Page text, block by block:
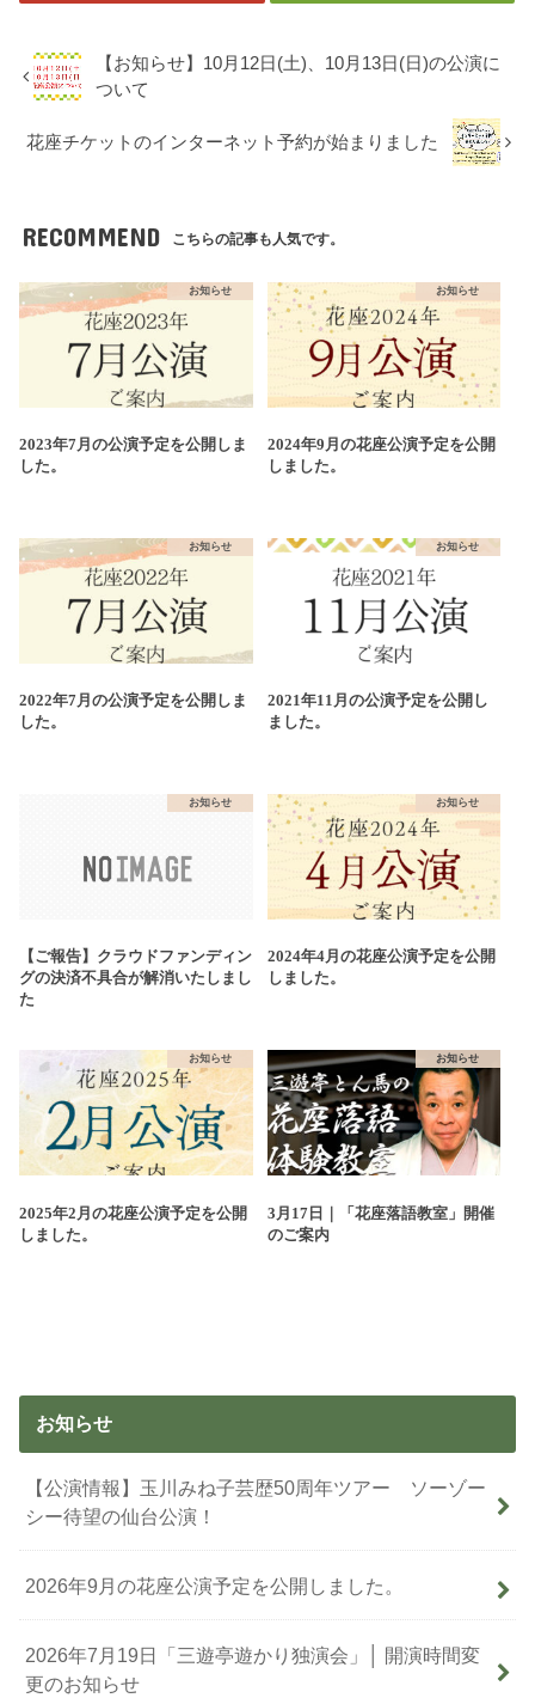
【お知らせ】10月12日(土)、10月13日(日)の公演に
ついて
花座チケットのインターネット予約が始まりました
RECOMMEND こちらの記事も人気です。
お知らせ
2023年7月の公演予定を公開しま
した。
お知らせ
2024年9月の花座公演予定を公開
しました。
お知らせ
2022年7月の公演予定を公開しま
した。
お知らせ
2021年11月の公演予定を公開し
ました。
お知らせ
【ご報告】クラウドファンディン
グの決済不具合が解消いたしまし
た
お知らせ
2024年4月の花座公演予定を公開
しました。
お知らせ
2025年2月の花座公演予定を公開
しました。
お知らせ
3月17日｜「花座落語教室」開催
のご案内
お知らせ
【公演情報】玉川みね子芸歴50周年ツアー ソーゾー
シー待望の仙台公演！
2026年9月の花座公演予定を公開しました。
2026年7月19日「三遊亭遊かり独演会」│ 開演時間変
更のお知らせ